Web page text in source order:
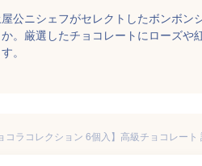
公ニシェフがセレクトしたボンボン
。厳選したチョコレートにローズや
。